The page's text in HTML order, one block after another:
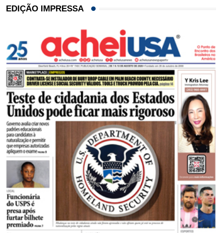
EDIÇÃO IMPRESSA